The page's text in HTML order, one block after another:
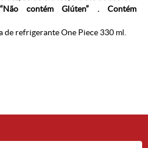
contém Glúten” . Contém
de refrigerante One Piece 330 ml.